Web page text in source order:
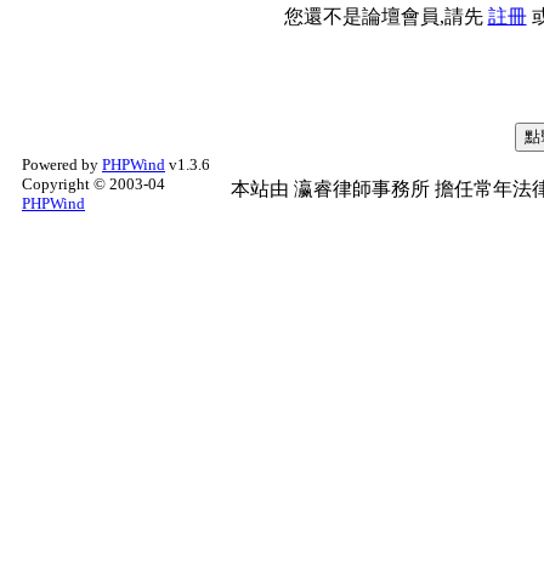
您還不是論壇會員,請先 註冊
Powered by PHPWind v1.3.6
Copyright © 2003-04
PHPWind
本站由 瀛睿律師事務所 擔任常年法